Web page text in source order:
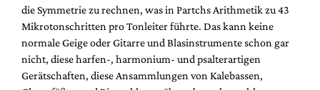
Autor:innen
Partner
Mediadaten
die Symmetrie zu rechnen, was in Partchs Arithmetik zu 43
Mikrotonschritten pro Tonleiter führte. Das kann keine
normale Geige oder Gitarre und Blasinstrumente schon gar
nicht, diese harfen-, harmonium- und psalterartigen
Gerätschaften, diese Ansammlungen von Kalebassen,